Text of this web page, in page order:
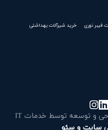
فیبر نوری خرید شیرآلات بهداشتی
کپی رایت © 2026 - 2024 - طراحی و توسعه توسط خدمات IT
سایت و سئو